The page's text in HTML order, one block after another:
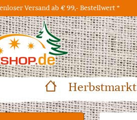
Versand ab € 99,- Bestellwert *
Herbstmarkt